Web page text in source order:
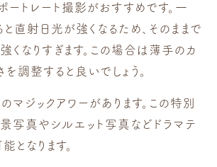
ートレート撮影がおすすめです。一
直射日光が強くなるため、そのままで
くなりすぎます。この場合は薄手のカ
調整すると良いでしょう。
ジックアワーがあります。この特別
写真やシルエット写真などドラマテ
となります。